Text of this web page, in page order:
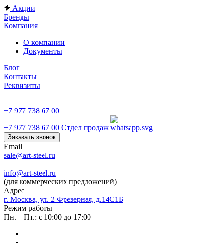
Акции
Бренды
Компания
О компании
Документы
Блог
Контакты
Реквизиты
+7 977 738 67 00
+7 977 738 67 00 Отдел продаж
Заказать звонок
Email
sale@art-steel.ru
info@art-steel.ru
(для коммерческих предложений)
Адрес
г. Москва, ул. 2 Фрезерная, д.14С1Б
Режим работы
Пн. – Пт.: с 10:00 до 17:00